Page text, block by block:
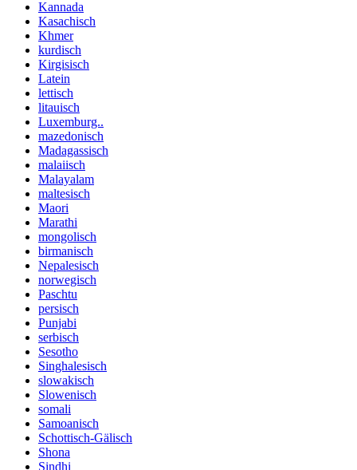
Kannada
Kasachisch
Khmer
kurdisch
Kirgisisch
Latein
lettisch
litauisch
Luxemburg..
mazedonisch
Madagassisch
malaiisch
Malayalam
maltesisch
Maori
Marathi
mongolisch
birmanisch
Nepalesisch
norwegisch
Paschtu
persisch
Punjabi
serbisch
Sesotho
Singhalesisch
slowakisch
Slowenisch
somali
Samoanisch
Schottisch-Gälisch
Shona
Sindhi